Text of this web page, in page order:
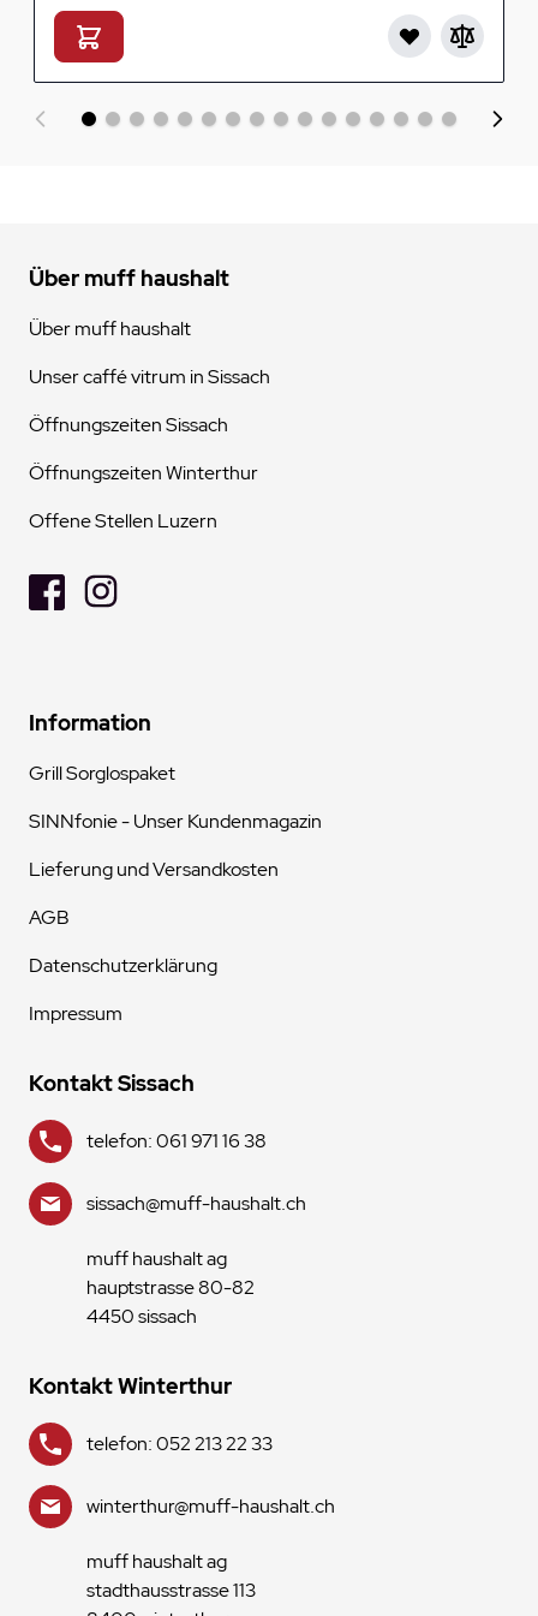
Über muff haushalt
Über muff haushalt
Unser caffé vitrum in Sissach
Öffnungszeiten Sissach
Öffnungszeiten Winterthur
Offene Stellen Luzern
Information
Grill Sorglospaket
SINNfonie - Unser Kundenmagazin
Lieferung und Versandkosten
AGB
Datenschutzerklärung
Impressum
Kontakt Sissach
telefon: 061 971 16 38
sissach@muff-haushalt.ch
muff haushalt ag
hauptstrasse 80-82
4450 sissach
Kontakt Winterthur
telefon: 052 213 22 33
winterthur@muff-haushalt.ch
muff haushalt ag
stadthausstrasse 113